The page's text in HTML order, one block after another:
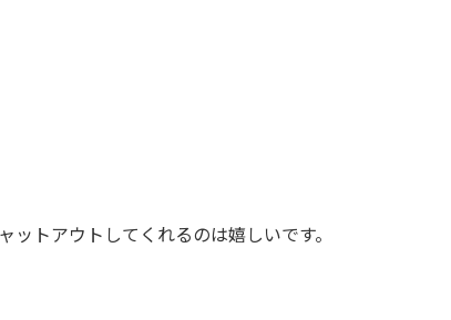
トアウトしてくれるのは嬉しいです。